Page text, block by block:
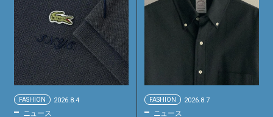
FASHION 2026.8.4
ニュース
FASHION 2026.8.7
ニュース